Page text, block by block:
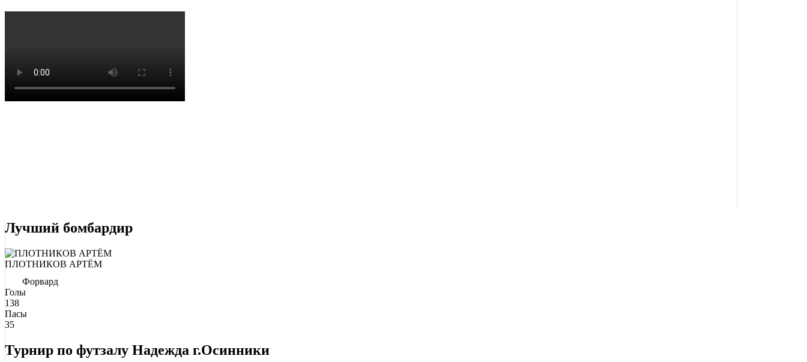
Лучший бомбардир
ПЛОТНИКОВ АРТЁМ
Форвард
Голы
138
Пасы
35
Турнир по футзалу Надежда г.Осинники